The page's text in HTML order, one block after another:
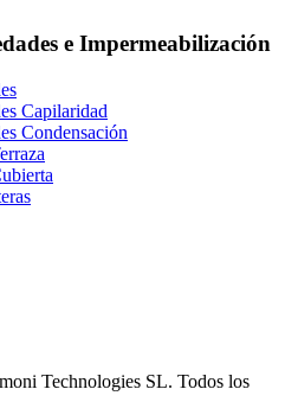
e Impermeabilización
Capilaridad
Condensación
Technologies SL. Todos los